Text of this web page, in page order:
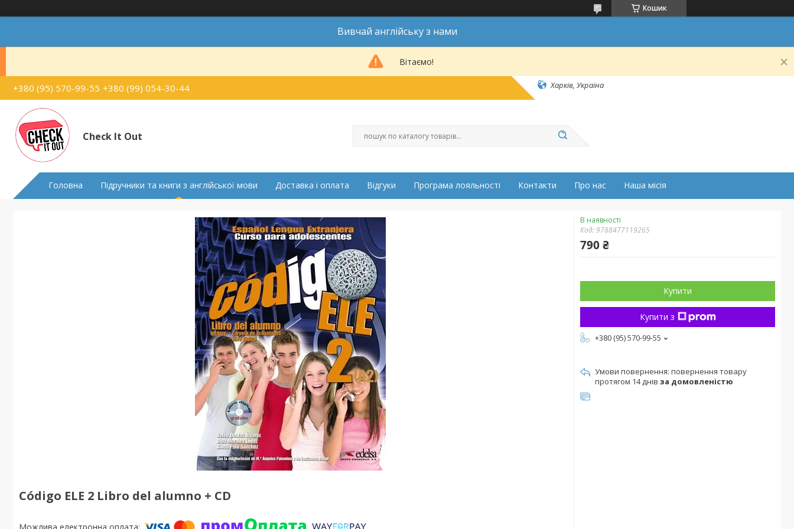
Кошик
Вивчай англійську з нами
Вітаємо!
+380 (95) 570-99-55 +380 (99) 054-30-44 Харків, Україна
Check It Out
Головна Підручники та книги з англійської мови Доставка і оплата Відгуки Програма лояльності Контакти Про нас Наша місія
Código ELE 2 Libro del alumno + CD
В наявності
Код:9788477119265
790 ₴
Купити
Купити з
+380 (95) 570-99-55
повернення товару
протягом 14 днів за домовленістю